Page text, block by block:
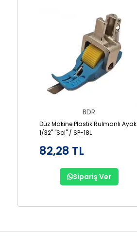
BDR
Düz Makine Plastik Rulmanlı Ayak
1/32" "Sol" / SP-18L
82,28 TL
Sipariş Ver